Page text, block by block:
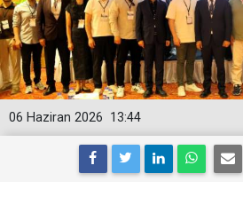
13:44
06 Haziran 2026